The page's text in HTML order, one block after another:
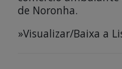
de Noronha.
»Visualizar/Baixa a